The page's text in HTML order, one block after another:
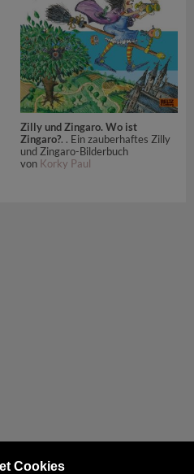
Zilly und Zingaro. Wo ist
Zingaro?. . Ein zauberhaftes Zilly
und Zingaro-Bilderbuch
von Korky Paul
Cookies